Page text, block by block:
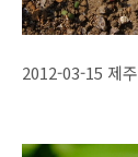
2012-03-15 제주